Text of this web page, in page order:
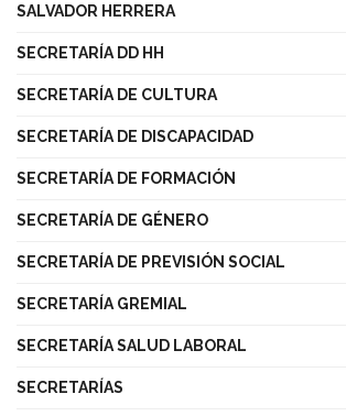
SALVADOR HERRERA
SECRETARÍA DD HH
SECRETARÍA DE CULTURA
SECRETARÍA DE DISCAPACIDAD
SECRETARÍA DE FORMACIÓN
SECRETARÍA DE GÉNERO
SECRETARÍA DE PREVISIÓN SOCIAL
SECRETARÍA GREMIAL
SECRETARÍA SALUD LABORAL
SECRETARÍAS